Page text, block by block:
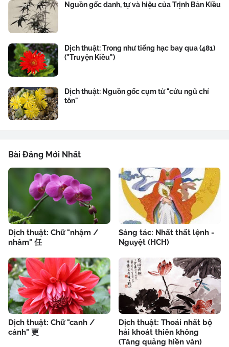
Nguồn gốc danh, tự và hiệu của Trịnh Bản Kiều
Dịch thuật: Trong như tiếng hạc bay qua (481)
("Truyện Kiều")
Dịch thuật: Nguồn gốc cụm từ "cửu ngũ chí
tôn"
Bài Đăng Mới Nhất
Dịch thuật: Chữ "nhậm /
nhâm" 任
Sáng tác: Nhất thất lệnh -
Nguyệt (HCH)
Dịch thuật: Chữ "canh /
cánh" 更
Dịch thuật: Thoái nhất bộ
hải khoát thiên không
(Tăng quảng hiền văn)